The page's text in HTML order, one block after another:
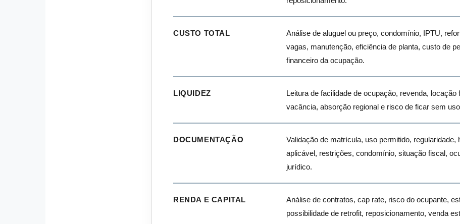
CUSTO TOTAL
Análise de aluguel ou preço, condomínio, IPTU,
vagas, manutenção, eficiência de planta, custo de
financeiro da ocupação.
LIQUIDEZ
Leitura de facilidade de ocupação, revenda, locação
vacância, absorção regional e risco de ficar sem
DOCUMENTAÇÃO
Validação de matrícula, uso permitido, regularidade,
aplicável, restrições, condomínio, situação fiscal,
jurídico.
RENDA E CAPITAL
Análise de contratos, cap rate, risco do ocupante,
possibilidade de retrofit, reposicionamento, venda